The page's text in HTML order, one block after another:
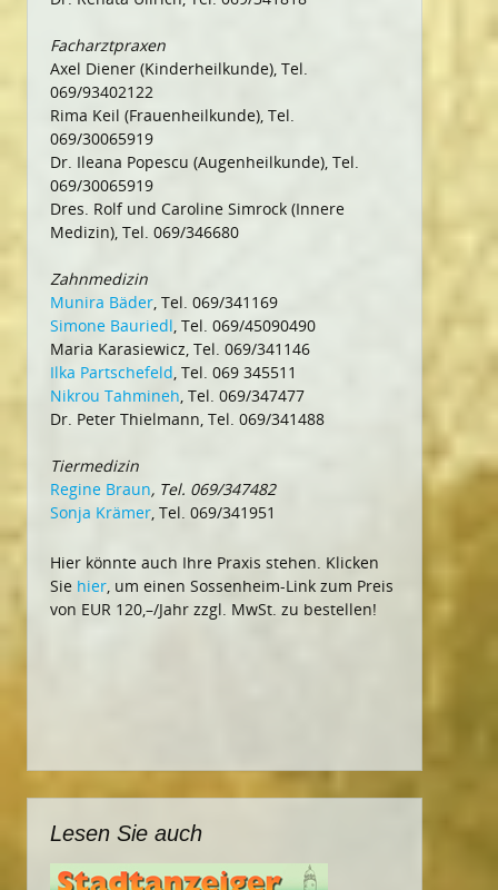
Facharztpraxen
Axel Diener (Kinderheilkunde), Tel.
069/93402122
Rima Keil (Frauenheilkunde), Tel.
069/30065919
Dr. Ileana Popescu (Augenheilkunde), Tel.
069/30065919
Dres. Rolf und Caroline Simrock (Innere
Medizin), Tel. 069/346680
Zahnmedizin
Munira Bäder, Tel. 069/341169
Simone Bauriedl, Tel. 069/45090490
Maria Karasiewicz, Tel. 069/341146
Ilka Partschefeld, Tel. 069 345511
Nikrou Tahmineh, Tel. 069/347477
Dr. Peter Thielmann, Tel. 069/341488
Tiermedizin
Regine Braun, Tel. 069/347482
Sonja Krämer, Tel. 069/341951
Hier könnte auch Ihre Praxis stehen. Klicken
Sie hier, um einen Sossenheim-Link zum Preis
von EUR 120,–/Jahr zzgl. MwSt. zu bestellen!
Lesen Sie auch